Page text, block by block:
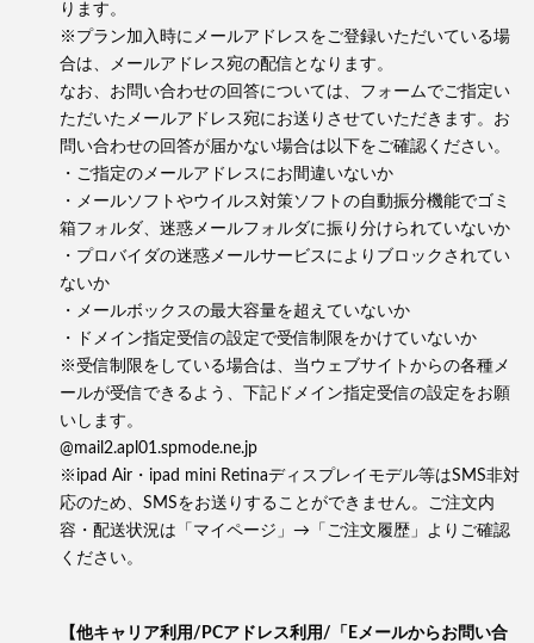
ります。
※プラン加入時にメールアドレスをご登録いただいている場
合は、メールアドレス宛の配信となります。
なお、お問い合わせの回答については、フォームでご指定い
ただいたメールアドレス宛にお送りさせていただきます。お
問い合わせの回答が届かない場合は以下をご確認ください。
・ご指定のメールアドレスにお間違いないか
・メールソフトやウイルス対策ソフトの自動振分機能でゴミ
箱フォルダ、迷惑メールフォルダに振り分けられていないか
・プロバイダの迷惑メールサービスによりブロックされてい
ないか
・メールボックスの最大容量を超えていないか
・ドメイン指定受信の設定で受信制限をかけていないか
※受信制限をしている場合は、当ウェブサイトからの各種メ
ールが受信できるよう、下記ドメイン指定受信の設定をお願
いします。
@mail2.apl01.spmode.ne.jp
※ipad Air・ipad mini Retinaディスプレイモデル等はSMS非対
応のため、SMSをお送りすることができません。ご注文内
容・配送状況は「マイページ」→「ご注文履歴」よりご確認
ください。
【他キャリア利用/PCアドレス利用/「Eメールからお問い合